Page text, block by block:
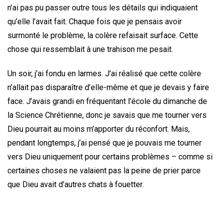
n’ai pas pu passer outre tous les détails qui indiquaient
qu’elle l’avait fait. Chaque fois que je pensais avoir
surmonté le problème, la colère refaisait surface. Cette
chose qui ressemblait à une trahison me pesait.
Un soir, j’ai fondu en larmes. J’ai réalisé que cette colère
n’allait pas disparaître d’elle-même et que je devais y faire
face. J’avais grandi en fréquentant l’école du dimanche de
la Science Chrétienne, donc je savais que me tourner vers
Dieu pourrait au moins m’apporter du réconfort. Mais,
pendant longtemps, j’ai pensé que je pouvais me tourner
vers Dieu uniquement pour certains problèmes – comme si
certaines choses ne valaient pas la peine de prier parce
que Dieu avait d’autres chats à fouetter.